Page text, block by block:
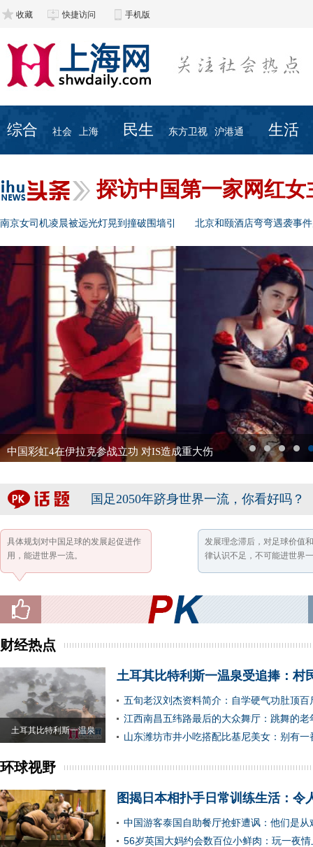
收藏 快捷访问 手机版
综合 社会 上海 民生 东方卫视 沪港通 生活
探访中国第一家网红
南京女司机凌晨被远光灯晃到撞破围墙引 北京和颐酒店弯弯遇袭事
中国彩虹4在伊拉克参战立功 对IS造成重大伤
1 2 3
国足2050年跻身世界一流，你看好吗？
具体规划对中国足球的发展起促进作
用，能进世界一流。
发展理念滞后，对足球价值
律认识不足，不可能进世界
财经热点
土耳其比特利斯一温泉
土耳其比特利斯一温泉受追捧：村
五旬老汉刘杰资料简介：自学硬气功肚顶百
江西南昌五纬路最后的大众舞厅：跳舞的老
山东潍坊市井小吃搭配比基尼美女：别有一
环球视野
图揭日本相扑手日常训练生活：令
中国游客泰国自助餐厅抢虾遭讽：他们是从
56岁英国大妈约会数百位小鲜肉：玩一夜情